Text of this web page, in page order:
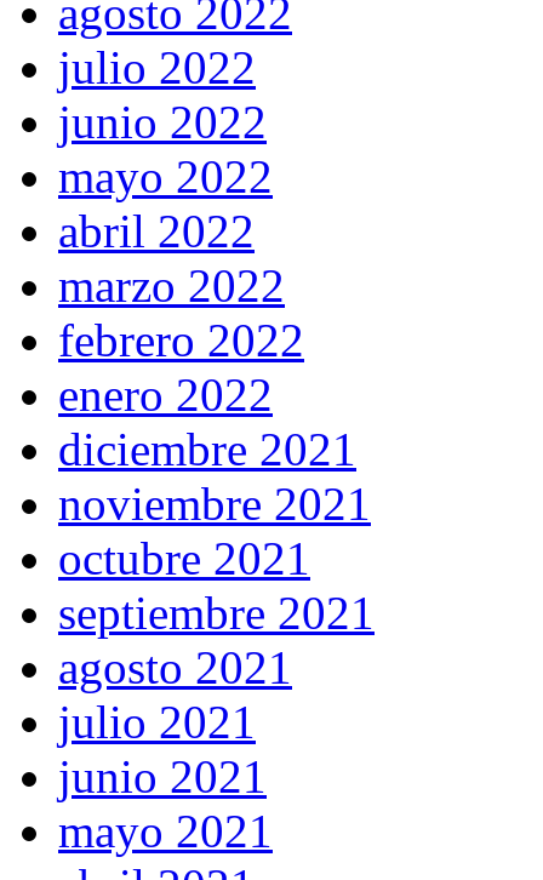
agosto 2022
julio 2022
junio 2022
mayo 2022
abril 2022
marzo 2022
febrero 2022
enero 2022
diciembre 2021
noviembre 2021
octubre 2021
septiembre 2021
agosto 2021
julio 2021
junio 2021
mayo 2021